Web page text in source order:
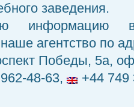
заведения.
информацию
агентство по
Победы, 5а,
48-63,
+44